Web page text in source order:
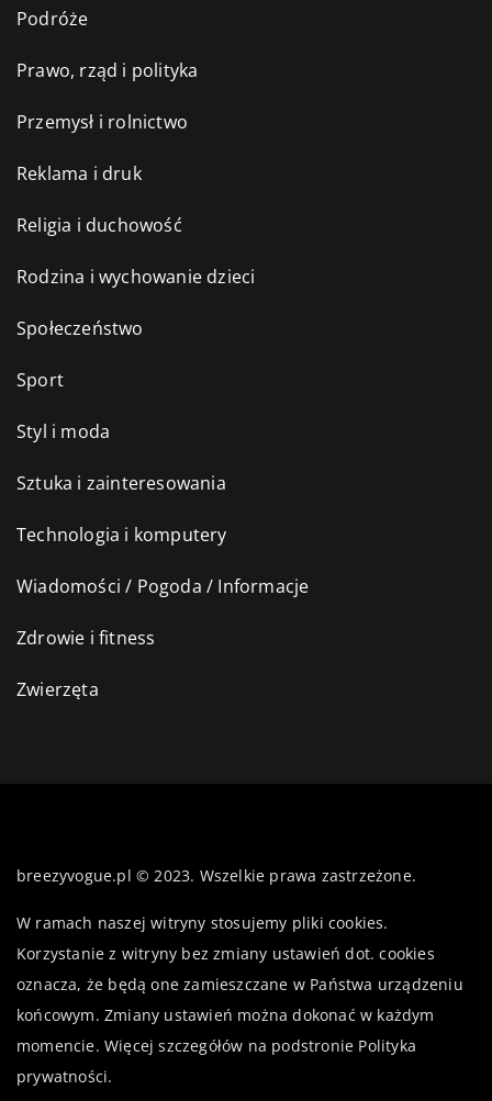
Podróże
Prawo, rząd i polityka
Przemysł i rolnictwo
Reklama i druk
Religia i duchowość
Rodzina i wychowanie dzieci
Społeczeństwo
Sport
Styl i moda
Sztuka i zainteresowania
Technologia i komputery
Wiadomości / Pogoda / Informacje
Zdrowie i fitness
Zwierzęta
breezyvogue.pl © 2023. Wszelkie prawa zastrzeżone.
W ramach naszej witryny stosujemy pliki cookies.
Korzystanie z witryny bez zmiany ustawień dot. cookies
oznacza, że będą one zamieszczane w Państwa urządzeniu
końcowym. Zmiany ustawień można dokonać w każdym
momencie. Więcej szczegółów na podstronie Polityka
prywatności.